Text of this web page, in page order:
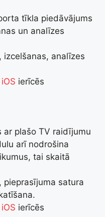
tīkla piedāvājums
un analīzes
izcelšanas, analīzes
iOS ierīcēs
ar plašo TV raidījumu
arī nodrošina
tai skaitā
pieprasījuma satura
iOS ierīcēs